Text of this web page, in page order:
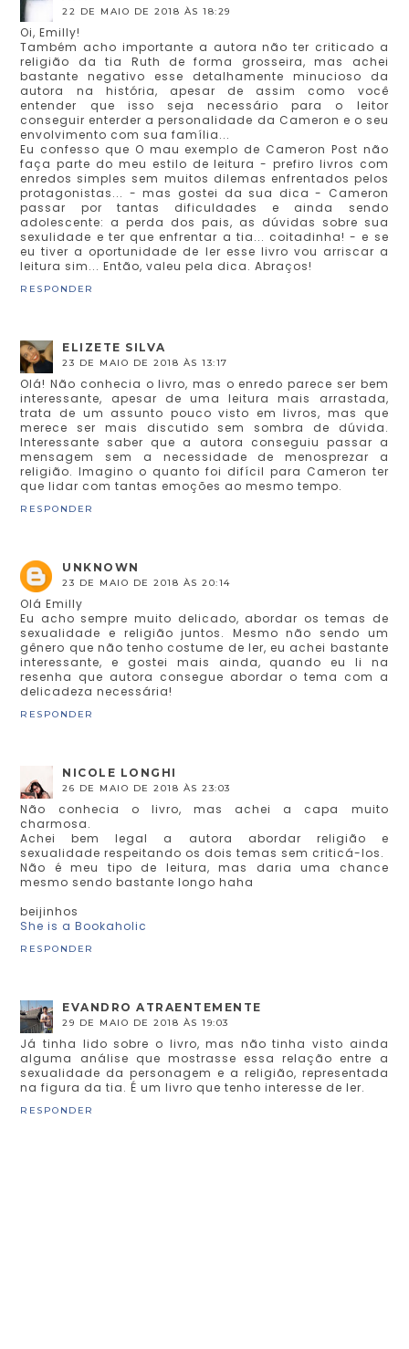
22 DE MAIO DE 2018 ÀS 18:29
Oi, Emilly!
Também acho importante a autora não ter criticado a
religião da tia Ruth de forma grosseira, mas achei
bastante negativo esse detalhamente minucioso da
autora na história, apesar de assim como você
entender que isso seja necessário para o leitor
conseguir enterder a personalidade da Cameron e o seu
envolvimento com sua família...
Eu confesso que O mau exemplo de Cameron Post não
faça parte do meu estilo de leitura - prefiro livros com
enredos simples sem muitos dilemas enfrentados pelos
protagonistas... - mas gostei da sua dica - Cameron
passar por tantas dificuldades e ainda sendo
adolescente: a perda dos pais, as dúvidas sobre sua
sexulidade e ter que enfrentar a tia... coitadinha! - e se
eu tiver a oportunidade de ler esse livro vou arriscar a
leitura sim... Então, valeu pela dica. Abraços!
RESPONDER
ELIZETE SILVA
23 DE MAIO DE 2018 ÀS 13:17
Olá! Não conhecia o livro, mas o enredo parece ser bem
interessante, apesar de uma leitura mais arrastada,
trata de um assunto pouco visto em livros, mas que
merece ser mais discutido sem sombra de dúvida.
Interessante saber que a autora conseguiu passar a
mensagem sem a necessidade de menosprezar a
religião. Imagino o quanto foi difícil para Cameron ter
que lidar com tantas emoções ao mesmo tempo.
RESPONDER
UNKNOWN
23 DE MAIO DE 2018 ÀS 20:14
Olá Emilly
Eu acho sempre muito delicado, abordar os temas de
sexualidade e religião juntos. Mesmo não sendo um
gênero que não tenho costume de ler, eu achei bastante
interessante, e gostei mais ainda, quando eu li na
resenha que autora consegue abordar o tema com a
delicadeza necessária!
RESPONDER
NICOLE LONGHI
26 DE MAIO DE 2018 ÀS 23:03
Não conhecia o livro, mas achei a capa muito
charmosa.
Achei bem legal a autora abordar religião e
sexualidade respeitando os dois temas sem criticá-los.
Não é meu tipo de leitura, mas daria uma chance
mesmo sendo bastante longo haha
beijinhos
She is a Bookaholic
RESPONDER
EVANDRO ATRAENTEMENTE
29 DE MAIO DE 2018 ÀS 19:03
Já tinha lido sobre o livro, mas não tinha visto ainda
alguma análise que mostrasse essa relação entre a
sexualidade da personagem e a religião, representada
na figura da tia. É um livro que tenho interesse de ler.
RESPONDER